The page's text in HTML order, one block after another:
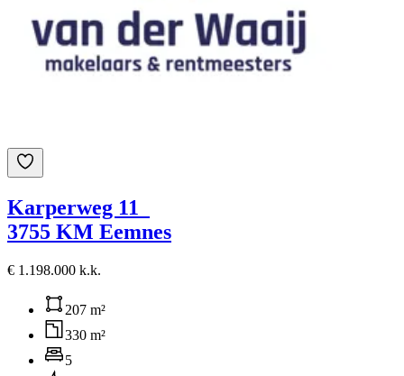
Karperweg 11
3755 KM Eemnes
€ 1.198.000 k.k.
207 m²
330 m²
5